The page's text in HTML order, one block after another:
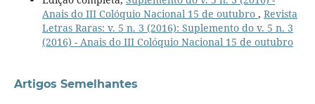
Anais do III Colóquio Nacional 15 de outubro , Revista
Letras Raras: v. 5 n. 3 (2016): Suplemento do v. 5 n. 3
(2016) - Anais do III Colóquio Nacional 15 de outubro
Artigos Semelhantes